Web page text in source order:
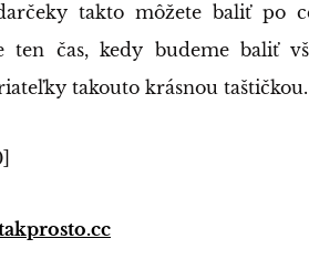
takto môžete baliť po
ten čas, kedy budeme baliť
takouto krásnou taštičkou.